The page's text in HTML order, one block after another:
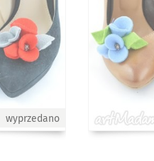
wyprzedano